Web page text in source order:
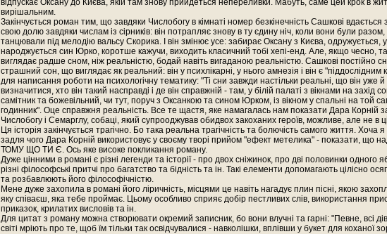
відпускає Оксану до Києва, якій там знову прийдеться непереливки. Мабуть, саме цей крок в
вирішальним.
Закінчується роман тим, що завдяки Числобогу в кімнаті номер безкінечність Сашкові вдається
свою долю завдяки числам із сірників: він потрапляє знову в ту єдину ніч, коли вони були разом,
танцювали під мелодію вальсу Скорика. І він змінює усе: забирає Оксану з Києва, одружується,
народжується син Юрко, коротше кажучи, виходить класичний тобі хепі-енд. Але, якщо чесно,
виглядає радше сном, ніж реальністю, бодай навіть вигаданою реальністю. Сашкові постійно
страшний сон, що виглядає як реальний: він у психлікарні, у нього амнезія і він є "піддослідним
для написання роботи на психологічну тематику: "Ті сни завжди настільки реальні, що він уже
визначитися, хто він такий насправді і де він справжній - там, у білій палаті з вікнами на захід
самітник та божевільний, чи тут, поруч з Оксанкою та сином Юрком, із вікном у спальні на той
годинник". Оце справжня реальність. Все те щастя, яке намагалась нам показати Дара Корній
Числобогу і Семарглу, собаці, який супрооджував обидвох закоханих героїв, можливе, але не в
Ця історія закінчується трагічно. Бо така реальна трагічність та болючість самого життя. Хоча
задля чого Дара Корній використовує у своєму творі прийом "ефект метелика" - показати, що
ТОМУ ЩО ТИ Є. Ось яке високе покликання роману.
Дуже цінними в романі є різні легенди та історії - про двох сніжинок, про дві половинки одного
різні філософські притчі про багатство та бідність та ін. Такі елементи допомагають цілісно
та розбавлюють його філософічністю.
Мене дуже захопила в романі його ліричність, місцями це навіть нагадує плин пісні, якою
яку співаєш, яка тебе проймає. Цьому особливо сприяє добір пестливих слів, використання
приказок, крилатих висловів та ін.
Для цитат з роману можна створювати окремий записник, бо вони влучні та гарні: "Певне, всі
світі мріють про те, щоб їм тільки так освідчувалися - навколішки, вплівши у букет для коханої